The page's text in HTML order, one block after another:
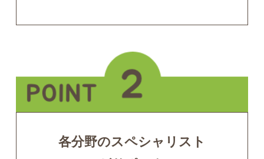
各分野のスペシャリスト